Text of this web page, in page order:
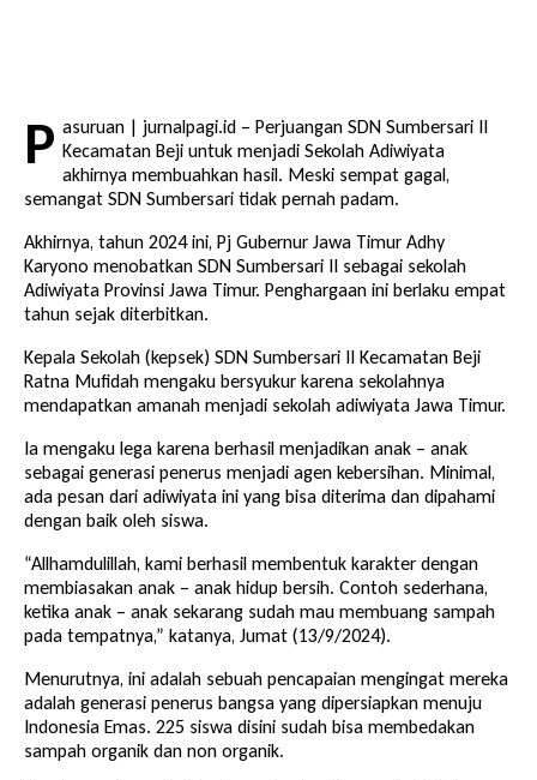
P asuruan | jurnalpagi.id – Perjuangan SDN Sumbersari II
Kecamatan Beji untuk menjadi Sekolah Adiwiyata
akhirnya membuahkan hasil. Meski sempat gagal,
semangat SDN Sumbersari tidak pernah padam.
Akhirnya, tahun 2024 ini, Pj Gubernur Jawa Timur Adhy
Karyono menobatkan SDN Sumbersari II sebagai sekolah
Adiwiyata Provinsi Jawa Timur. Penghargaan ini berlaku empat
tahun sejak diterbitkan.
Kepala Sekolah (kepsek) SDN Sumbersari II Kecamatan Beji
Ratna Mufidah mengaku bersyukur karena sekolahnya
mendapatkan amanah menjadi sekolah adiwiyata Jawa Timur.
Ia mengaku lega karena berhasil menjadikan anak – anak
sebagai generasi penerus menjadi agen kebersihan. Minimal,
ada pesan dari adiwiyata ini yang bisa diterima dan dipahami
dengan baik oleh siswa.
“Allhamdulillah, kami berhasil membentuk karakter dengan
membiasakan anak – anak hidup bersih. Contoh sederhana,
ketika anak – anak sekarang sudah mau membuang sampah
pada tempatnya,” katanya, Jumat (13/9/2024).
Menurutnya, ini adalah sebuah pencapaian mengingat mereka
adalah generasi penerus bangsa yang dipersiapkan menuju
Indonesia Emas. 225 siswa disini sudah bisa membedakan
sampah organik dan non organik.